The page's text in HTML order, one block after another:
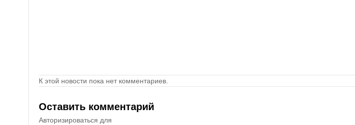
К этой новости пока нет комментариев.
Оставить комментарий
Авторизироваться для